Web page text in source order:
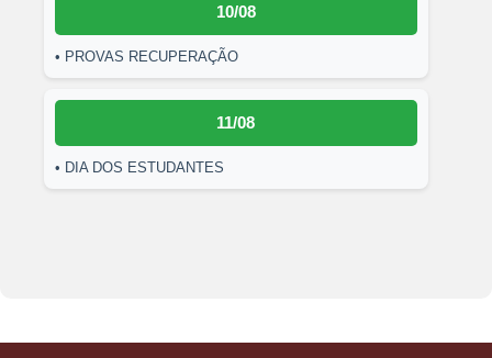
10/08
• PROVAS RECUPERAÇÃO
11/08
• DIA DOS ESTUDANTES